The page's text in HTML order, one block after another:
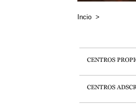
Incio >